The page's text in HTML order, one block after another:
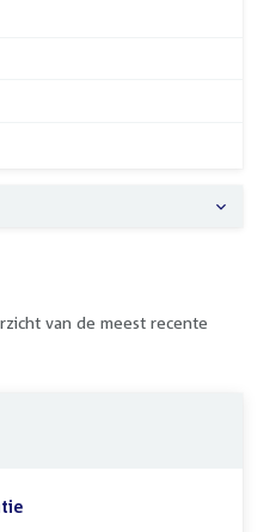
van de meest recente